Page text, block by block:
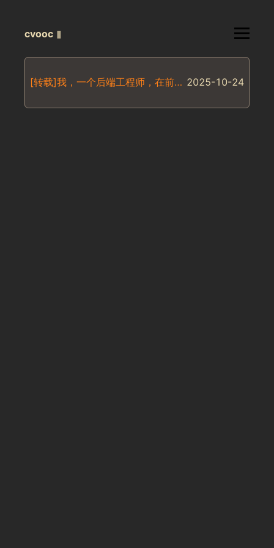
cvooc ▮
[转载]我，一个后端工程师，在前端世界被毒打了两天两夜 2025-10-24